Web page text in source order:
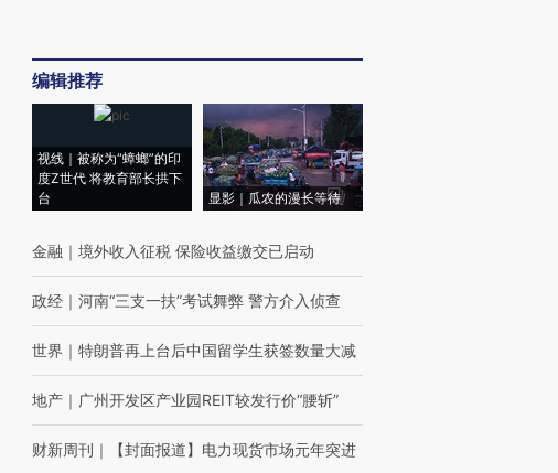
编辑推荐
视线｜被称为“蟑螂”的印
度Z世代 将教育部长拱下
台
显影｜瓜农的漫长等待
金融 ｜ 境外收入征税 保险收益缴交已启动
政经 ｜ 河南“三支一扶”考试舞弊 警方介入侦查
世界 ｜ 特朗普再上台后中国留学生获签数量大减
地产 ｜ 广州开发区产业园REIT较发行价“腰斩”
财新周刊 ｜ 【封面报道】电力现货市场元年突进